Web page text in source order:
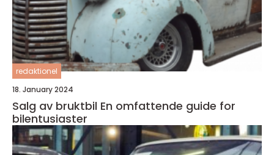
redaktionel
18. January 2024
Salg av bruktbil En omfattende guide for
bilentusiaster